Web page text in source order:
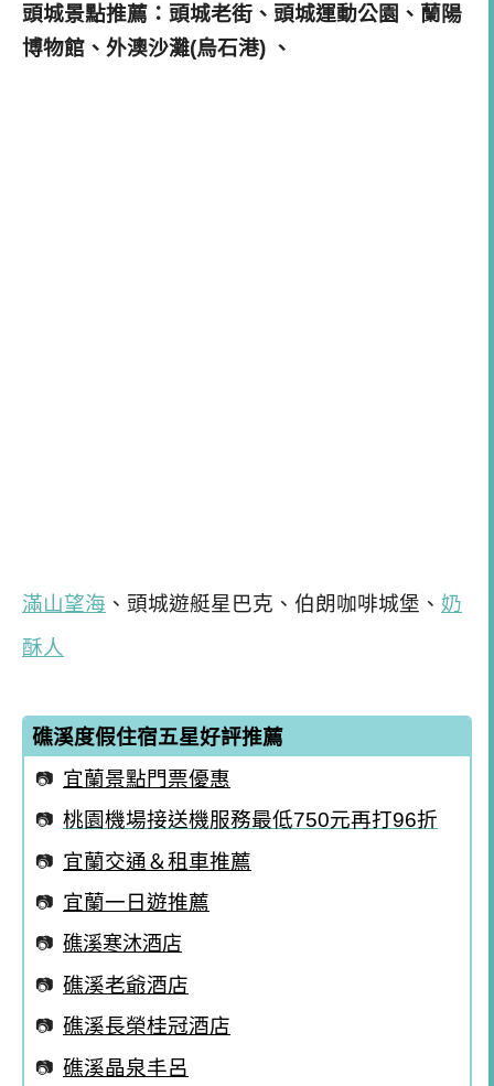
頭城景點推薦：頭城老街、頭城運動公園、蘭陽
博物館、外澳沙灘(烏石港) 、
滿山望海 、頭城遊艇星巴克、伯朗咖啡城堡、 奶
酥人
礁溪度假住宿五星好評推薦
宜蘭景點門票優惠
桃園機場接送機服務最低750元再打96折
宜蘭交通＆租車推薦
宜蘭一日遊推薦
礁溪寒沐酒店
礁溪老爺酒店
礁溪長榮桂冠酒店
礁溪晶泉丰呂